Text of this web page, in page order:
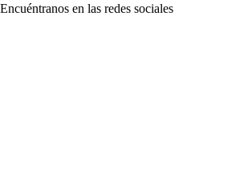
Encuéntranos en las redes sociales